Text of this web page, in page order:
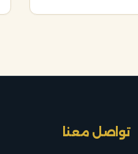
تواصل معنا